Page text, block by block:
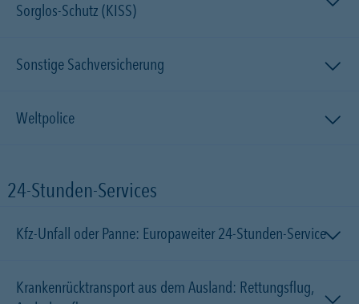
Sorglos-Schutz (KISS)
Sonstige Sachversicherung
Weltpolice
24-Stunden-Services
Kfz-Unfall oder Panne: Europaweiter 24-Stunden-Service
Krankenrücktransport aus dem Ausland: Rettungsflug,